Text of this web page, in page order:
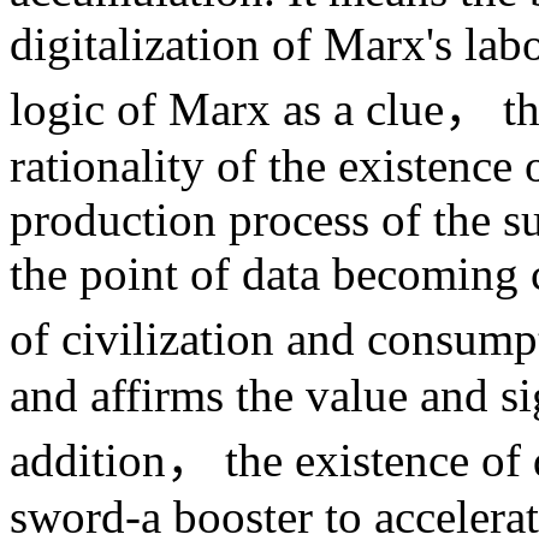
digitalization of Marx's
logic of Marx as a clue，
rationality of the existence
production process of the
the point of data
of civilization and
and affirms the value and
addition， the existence
sword-a booster to